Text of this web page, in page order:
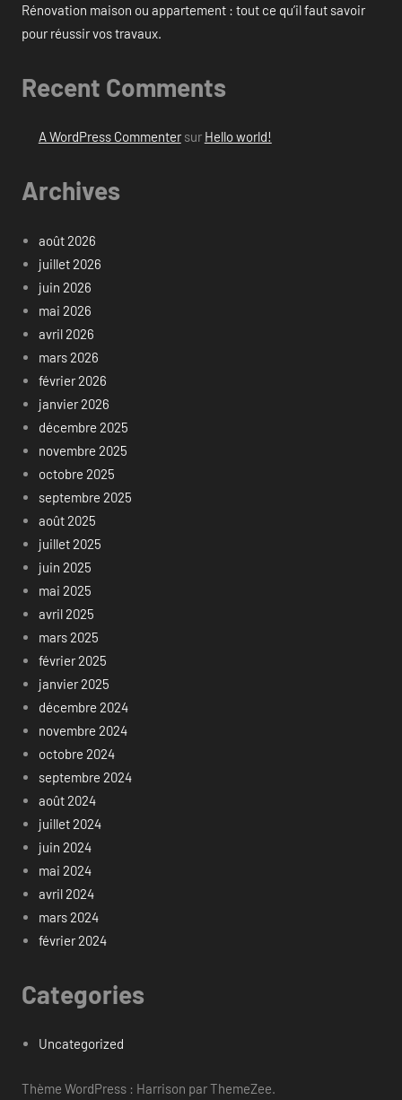
Rénovation maison ou appartement : tout ce qu’il faut savoir
pour réussir vos travaux.
Recent Comments
A WordPress Commentersur Hello world!
Archives
août 2026
juillet 2026
juin 2026
mai 2026
avril 2026
mars 2026
février 2026
janvier 2026
décembre 2025
novembre 2025
octobre 2025
septembre 2025
août 2025
juillet 2025
juin 2025
mai 2025
avril 2025
mars 2025
février 2025
janvier 2025
décembre 2024
novembre 2024
octobre 2024
septembre 2024
août 2024
juillet 2024
juin 2024
mai 2024
avril 2024
mars 2024
février 2024
Categories
Uncategorized
Thème WordPress : Harrison par ThemeZee.